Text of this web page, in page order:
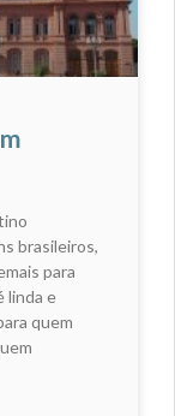
brasileiros,
para
linda e
quem